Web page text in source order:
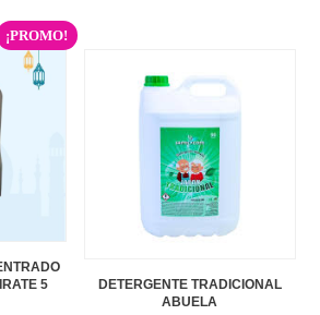
¡PROMO!
5
DETERGENTE TRADICIONAL
ABUELA